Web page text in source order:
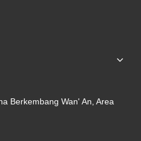
Berkembang Wan' An, Area